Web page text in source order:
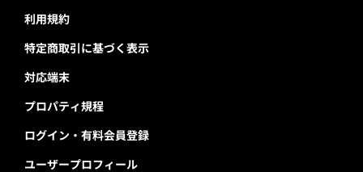
利用規約
特定商取引に基づく表示
対応端末
プロパティ規程
ログイン・有料会員登録
ユーザープロフィール